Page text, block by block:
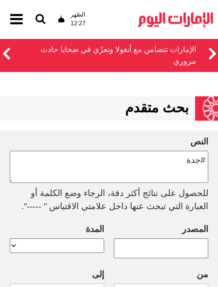
الظهر
12:27
الإمارات تتضامن مع أنغولا وتعزّي في ضحايا حادث
مروري
بحث متقدم
النص
للحصول على نتائج أكثر دقة، الرجاء وضع الكلمة أو
العبارة التي تبحث عنها داخل علامتي الاقتباس " -----".
المصدر المدة
من إلى